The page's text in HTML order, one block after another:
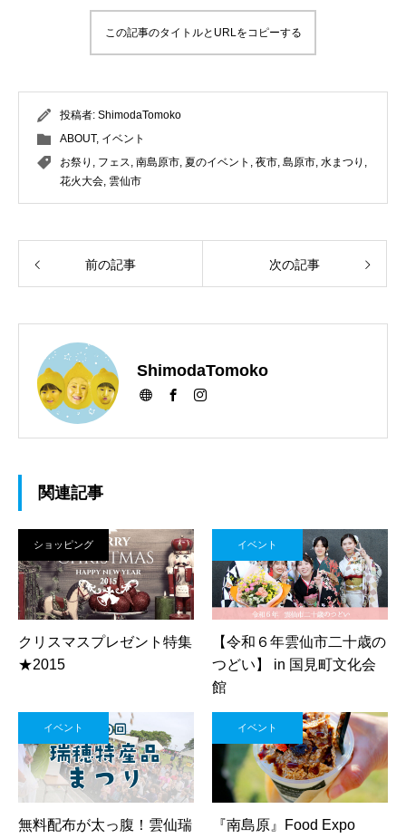
この記事のタイトルとURLをコピーする
投稿者: ShimodaTomoko
ABOUT, イベント
お祭り
フェス 南島原市 夏のイベント 夜市 島原市 水まつり
花火大会 雲仙市
前の記事 次の記事
ShimodaTomoko
関連記事
ショッピング
クリスマスプレゼント特集
★2015
イベント
【令和６年雲仙市二十歳の
つどい】 in 国見町文化会
館
イベント
無料配布が太っ腹！雲仙瑞
イベント
『南島原』Food Expo